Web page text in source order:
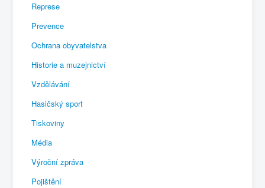
Represe
Prevence
Ochrana obyvatelstva
Historie a muzejnictví
Vzdělávání
Hasičský sport
Tiskoviny
Média
Výroční zpráva
Pojištění